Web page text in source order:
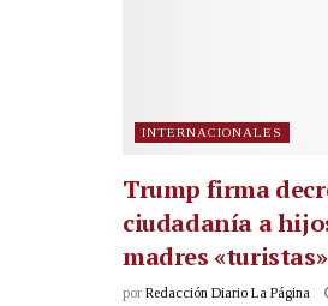
INTERNACIONALES
Trump firma
ciudadanía a
madres «turistas»
por Redacción Diario La Página